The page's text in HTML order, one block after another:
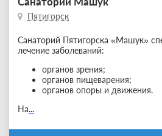
Пятигорск
Санаторий Пятигорска «Машук»
лечение заболеваний:
органов зрения;
органов пищеварения;
органов опоры и движения.
На...